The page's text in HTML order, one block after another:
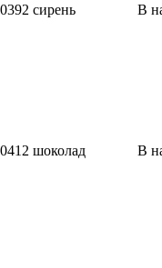
сирень В
шоколад В